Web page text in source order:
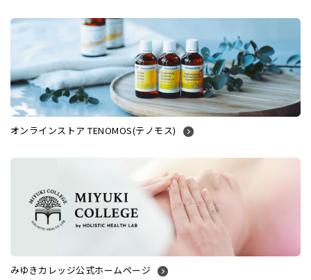
オンラインストア TENOMOS(テノモス)
みゆきカレッジ公式ホームページ